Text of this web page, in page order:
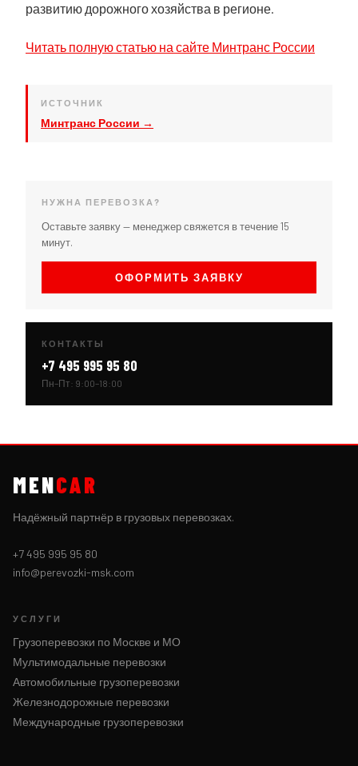
развитию дорожного хозяйства в регионе.
Читать полную статью на сайте Минтранс России
ИСТОЧНИК
Минтранс России →
НУЖНА ПЕРЕВОЗКА?
Оставьте заявку — менеджер свяжется в течение 15
минут.
ОФОРМИТЬ ЗАЯВКУ
КОНТАКТЫ
+7 495 995 95 80
Пн–Пт: 9:00–18:00
MENCAR
Надёжный партнёр в грузовых перевозках.
+7 495 995 95 80
info@perevozki-msk.com
УСЛУГИ
Грузоперевозки по Москве и МО
Мультимодальные перевозки
Автомобильные грузоперевозки
Железнодорожные перевозки
Международные грузоперевозки